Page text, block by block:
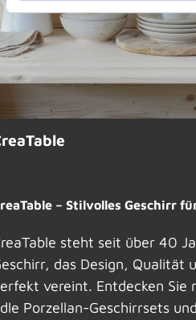
– Stilvolles Geschirr
steht seit über 40
das Design, Qualität
vereint. Entdecken Sie
Porzellan-Geschirrsets